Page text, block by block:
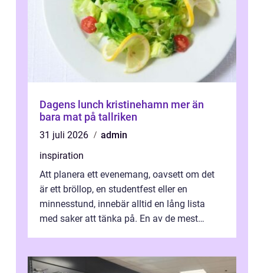
Dagens lunch kristinehamn mer än
bara mat på tallriken
31 juli 2026
admin
inspiration
Att planera ett evenemang, oavsett om det
är ett bröllop, en studentfest eller en
minnesstund, innebär alltid en lång lista
med saker att tänka på. En av de mest